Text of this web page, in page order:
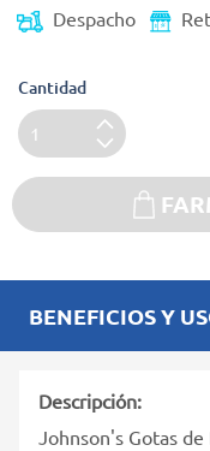
Despacho
Cantidad
BENEFICIOS Y
Descripción:
Johnson's Gotas